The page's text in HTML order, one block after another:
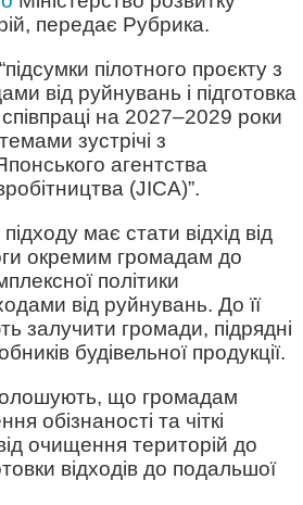
передає Рубрика.
пілотного проєкту з
від руйнувань і підготовка
на 2027–2029 роки
зустрічі з
агентства
(JICA)”.
має стати відхід від
окремим громадам до
політики
від руйнувань. До її
залучити громади, підрядні
будівельної продукції.
що громадам
обізнаності та чіткі
очищення територій до
відходів до подальшої